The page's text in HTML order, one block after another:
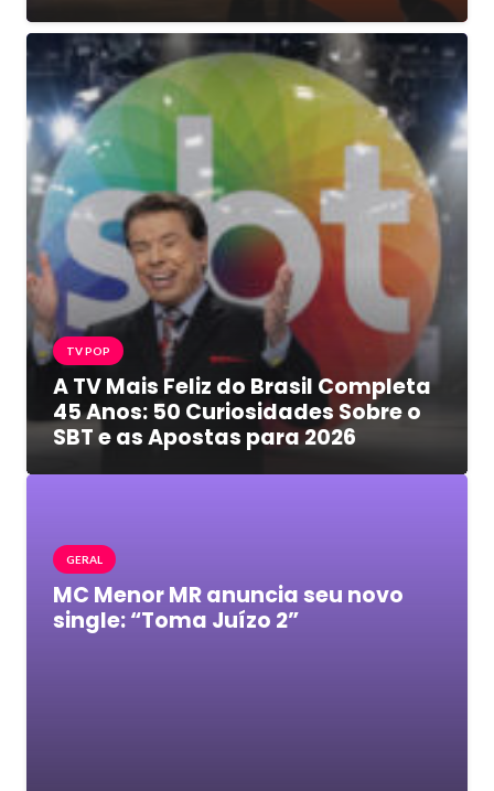
TV POP
A TV Mais Feliz do Brasil Completa
45 Anos: 50 Curiosidades Sobre o
SBT e as Apostas para 2026
GERAL
MC Menor MR anuncia seu novo
single: “Toma Juízo 2”